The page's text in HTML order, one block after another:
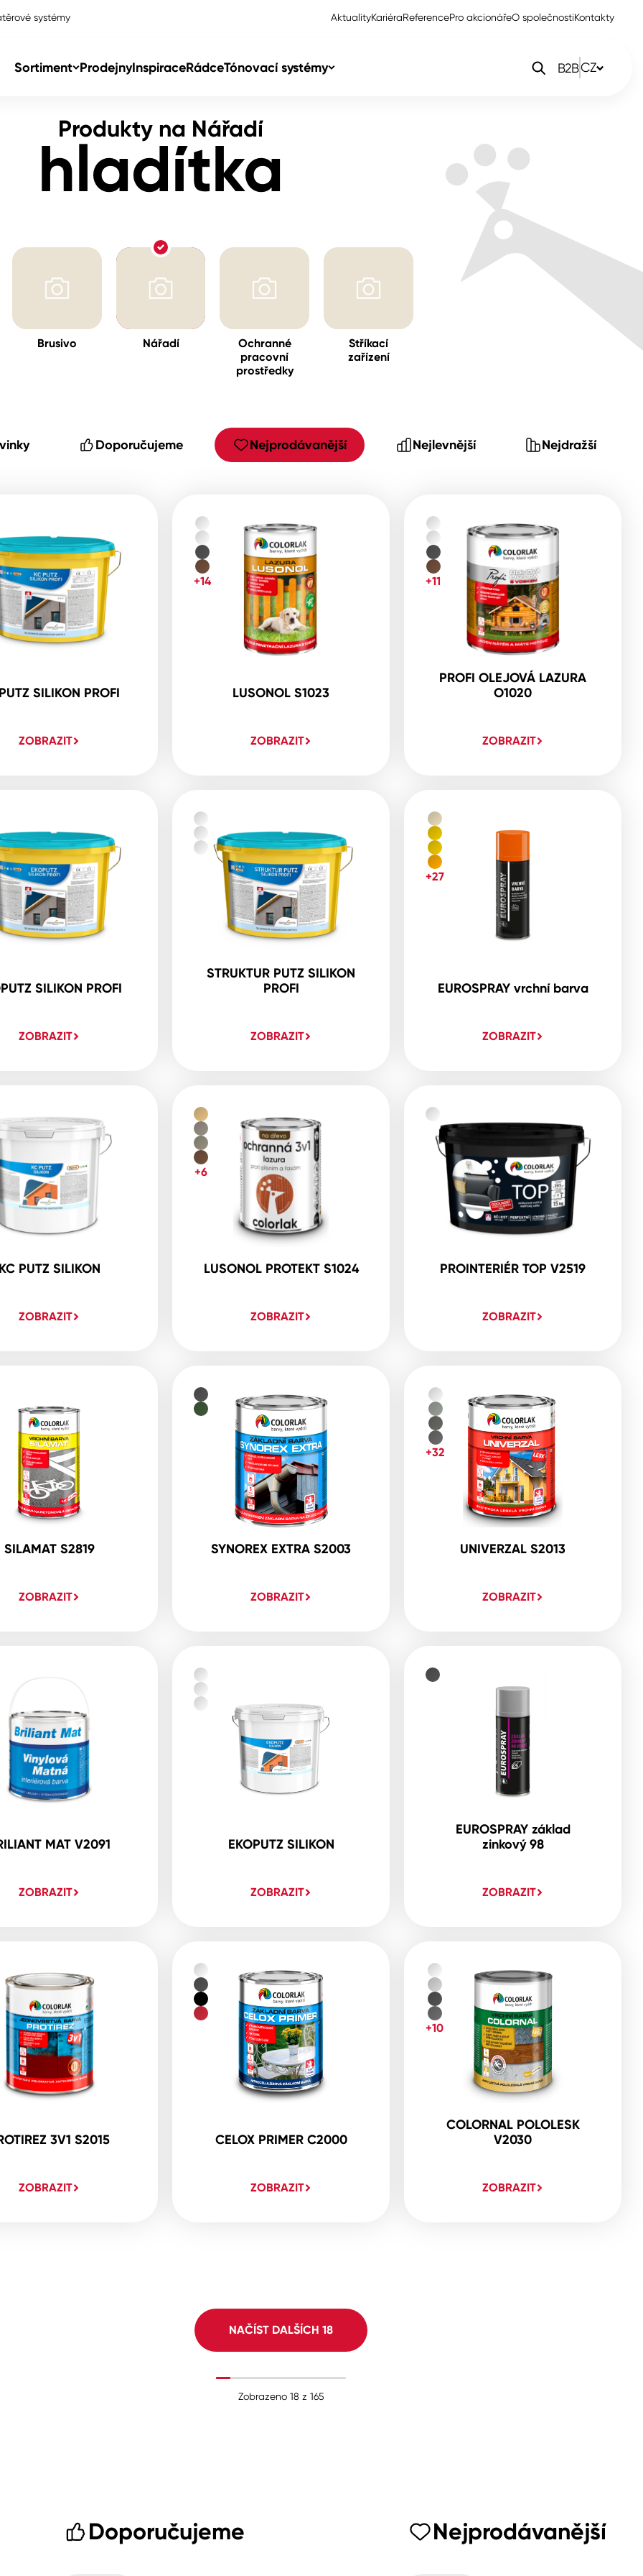
systémy AktualityKariéraReferencePro akcionářeO společnostiKontakty
Sortiment ProdejnyInspiraceRádceTónovací systémy B2BCZ
EN
Produkty na Nářadí
hladítka
Brusivo Nářadí
Ochranné
pracovní
prostředky
Stříkací
zařízení
Doporučujeme Nejprodávanější Nejlevnější Nejdražší
SILIKON PROFI
ZOBRAZIT
LUSONOL S1023
ZOBRAZIT
+14
PROFI OLEJOVÁ LAZURA
O1020
ZOBRAZIT
+11
SILIKON PROFI
ZOBRAZIT
STRUKTUR PUTZ SILIKON
PROFI
ZOBRAZIT
EUROSPRAY vrchní barva
ZOBRAZIT
+27
PUTZ SILIKON
ZOBRAZIT
LUSONOL PROTEKT S1024
ZOBRAZIT
+6
PROINTERIÉR TOP V2519
ZOBRAZIT
SILAMAT S2819
ZOBRAZIT
SYNOREX EXTRA S2003
ZOBRAZIT
UNIVERZAL S2013
ZOBRAZIT
+32
MAT V2091
ZOBRAZIT
EKOPUTZ SILIKON
ZOBRAZIT
EUROSPRAY základ
zinkový 98
ZOBRAZIT
3V1 S2015
ZOBRAZIT
CELOX PRIMER C2000
ZOBRAZIT
COLORNAL POLOLESK
V2030
ZOBRAZIT
+10
NAČÍST DALŠÍCH 18
Zobrazeno 18 z 165
Doporučujeme Nejprodávanější